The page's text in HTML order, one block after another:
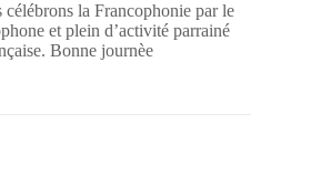
la Francophonie par le
et plein d’activité parrainé
Bonne journèe